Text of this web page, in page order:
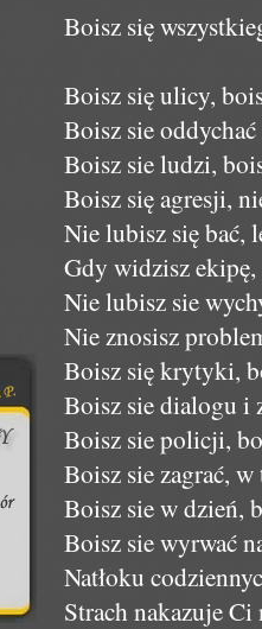
Boisz się
Boisz się ulicy,
Boisz sie
Boisz sie ludzi,
Boisz się agresji,
Nie lubisz się bać,
Gdy widzisz ekipę,
Nie lubisz sie
Nie znosisz
Boisz się krytyki,
Boisz sie dialogu i
Boisz sie policji,
Boisz sie zagrać,
Boisz sie w dzień,
Boisz sie wyrwać
Natłoku
Strach nakazuje Ci